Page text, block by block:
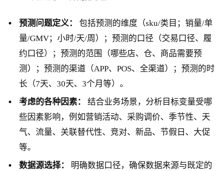
预测问题定义：
包括预测的维度（sku/类目；销量/单
量/GMV；小时/天/周）；预测的口径（交易口径、履
约口径）；预测的范围（哪些店、仓、商品需要预
测）；预测的渠道（APP、POS、全渠道）；预测的时
长（7天、30天、3个月等）。
考虑的各种因素：
结合业务场景，分析目标变量受哪
些因素影响，例如营销活动、采购调价、季节性、天
气、流量、关联替代性、竞对、新品、节假日、大促
等。
数据源选择：
明确数据口径，确保数据来源与既定的